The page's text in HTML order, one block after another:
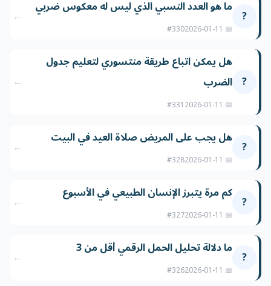
? ما هو العدد النسبي الذي ليس له معكوس ضربي
📅 2026-01-11
#330
←
?
هل يمكن اتباع طريقة منتسوري لتعليم جدول
الضرب
📅 2026-01-11
#331
←
? هل يجب على المريض صلاة العيد في البيت
📅 2026-01-11
#328
←
? كم مرة يتبرز الإنسان الطبيعي في الأسبوع
📅 2026-01-11
#327
←
? ما دلالة تحليل الحمل الرقمي أقل من 3
📅 2026-01-11
#326
←